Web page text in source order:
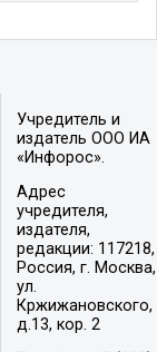
Учредитель и
издатель ООО ИА
«Инфорос».
Адрес
учредителя,
издателя,
редакции: 117218,
Россия, г. Москва,
ул.
Кржижановского,
д.13, кор. 2